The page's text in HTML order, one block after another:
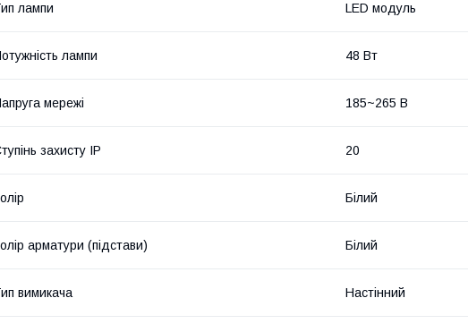
лампи LED модуль
лампи 48 Вт
мережі 185~265 B
захисту IP 20
Білий
арматури (підстави) Білий
вимикача Настінний